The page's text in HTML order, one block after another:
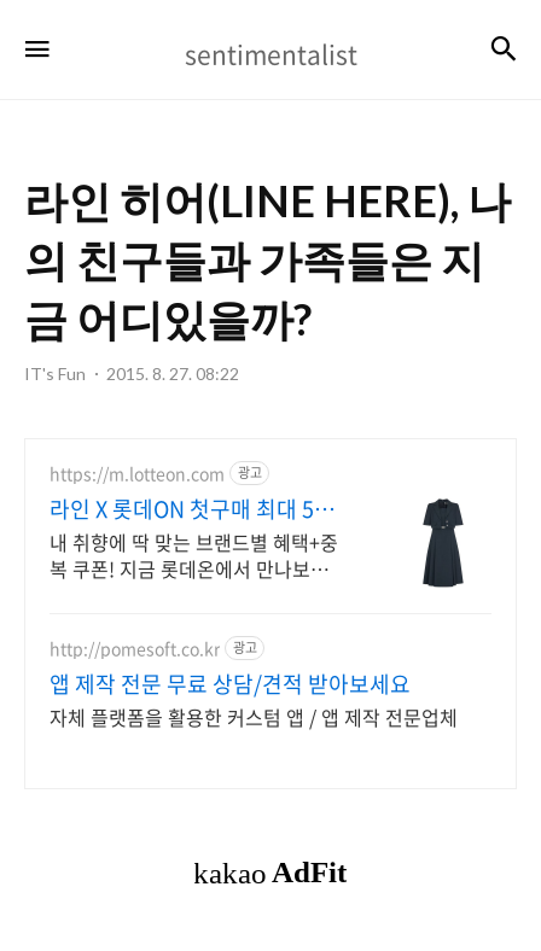
sentimentalist
라인 히어(LINE HERE), 나
의 친구들과 가족들은 지
금 어디있을까?
IT's Fun 2015. 8. 27. 08:22
https://m.lotteon.com 광고
라인 X 롯데ON 첫구매 최대 5천
원 혜택!
내 취향에 딱 맞는 브랜드별 혜택+중
복 쿠폰! 지금 롯데온에서 만나보세
http://pomesoft.co.kr 광고
앱 제작 전문 무료 상담/견적 받아보세요
자체 플랫폼을 활용한 커스텀 앱 / 앱 제작 전문업체